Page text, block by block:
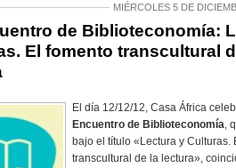
MIÉRCOLES 5 DE
de Biblioteconomía:
El fomento transcultural
El día 12/12/12, Casa África
Encuentro de Biblioteconomía,
bajo el título «Lectura y Culturas.
transcultural de la lectura»,